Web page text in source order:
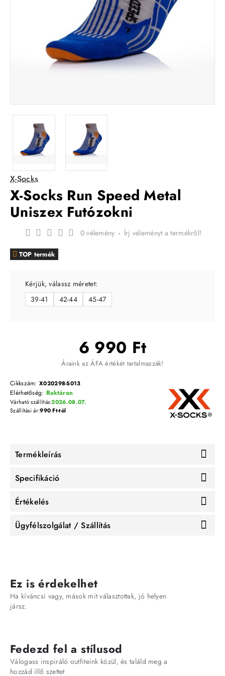
X-Socks
X-Socks Run Speed Metal
Uniszex Futózokni
TOP termék
0 vélemény - Írj véleményt a termékről!
6 990 Ft
Áraink az ÁFA értékét tartalmazzák!
Cikkszám: X020298-S013
Elérhetőség: Raktáron
Várható szállítás:2026.08.07.
Szállítási ár:990 Ft-tól
Kérjük, válassz méretet:
39-41
42-44 45-47
Termékleírás
Specifikáció
Értékelés
Ügyfélszolgálat / Szállítás
Ez is érdekelhet
Ha kíváncsi vagy, mások mit választottak, jó helyen
jársz.
Fedezd fel a stílusod
Válogass inspiráló outfiteink közül, és találd meg a
hozzád illő szettet